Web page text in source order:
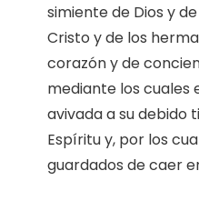
simiente de Dios y
Cristo y de los
corazón y de
mediante los cuales
avivada a su debido
Espíritu y, por los
guardados de caer